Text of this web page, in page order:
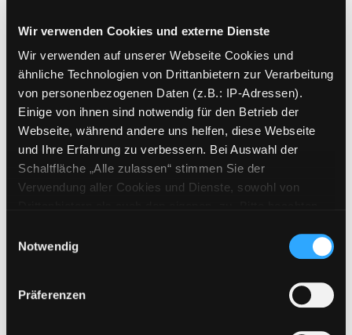
Wir verwenden Cookies und externe Dienste
Wir verwenden auf unserer Webseite Cookies und
ähnliche Technologien von Drittanbietern zur Verarbeitung
von personenbezogenen Daten (z.B.: IP-Adressen).
Einige von ihnen sind notwendig für den Betrieb der
Webseite, während andere uns helfen, diese Webseite
und Ihre Erfahrung zu verbessern. Bei Auswahl der
Schaltfläche „Alle zulassen“ stimmen Sie der
Verwendung aller Cookies und Dienste, sowohl von
Cookies von Drittanbietern, eine Verarbeitung in
unsicheren Drittländern (Länder außerhalb des EWR
ohne adäquates Datenschutzniveau) stattfinden kann. In
diesem Zusammenhang können aktuell Risiken für
Notwendig
Präferenzen
Weitere Suchkriterien
Erwerbungen der letzten Tage
Jahr von
Medien anzeigen, die nach dem Jahr veröffentlicht
Jahr bis
Medien anzeigen, die vor dem
E-Medien
Mediengruppe